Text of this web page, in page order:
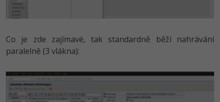
Co je zde zajímavé, tak standardně běží nahrávání
paralelně (3 vlákna):